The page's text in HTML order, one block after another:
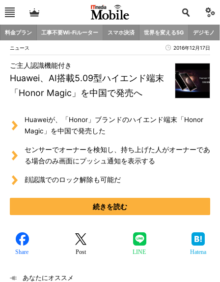
料金プラン 工事不要Wi-Fiルーター スマホ決済 世界を変える5G デジモノ
ニュース 2016年12月17日
Huawei、AI搭載5.09型ハイエンド端末
「Honor Magic」を中国で発売へ
ご主人認識機能付き
Huaweiが、「Honor」ブランドのハイエンド端末「Honor
Magic」を中国で発売した
センサーでオーナーを検知し、持ち上げた人がオーナーであ
る場合のみ画面にプッシュ通知を表示する
顔認識でのロック解除も可能だ
続きを読む
Share Post LINE Hatena
あなたにオススメ